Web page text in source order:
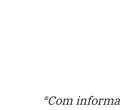
*Com